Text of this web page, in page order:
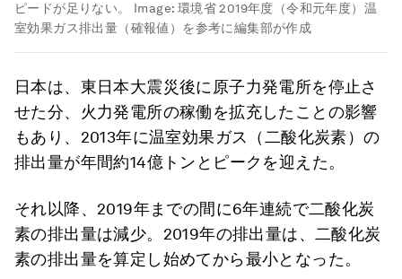
ピードが足りない。
Image: 環境省 2019年度（令和元年度）温
室効果ガス排出量（確報値）を参考に編集部が作成
日本は、東日本大震災後に原子力発電所を停止さ
せた分、火力発電所の稼働を拡充したことの影響
もあり、 2013年に温室効果ガス（二酸化炭素）の
排出量が年間約14億トンとピーク を迎えた。
それ以降、2019年までの間に6年連続で二酸化炭
素の排出量は減少。2019年の排出量は、二酸化炭
素の排出量を算定し始めてから最小となった。